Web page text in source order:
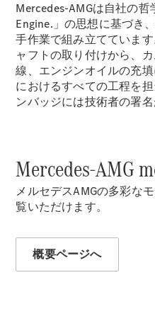
All Compact
A-Class
B-Class
オンライン
ショールー
ム
Mercedes-AMGは自社の
Engine.」の思想に基づき
手作業で組み立てていま
ャフトの取り付けから、
線、エンジンオイルの充
におけるすべての工程を
ンバッジには技術者の署名
Mercedes-AMG
メルセデスAMGの多彩な
覧いただけます。
概要ページへ